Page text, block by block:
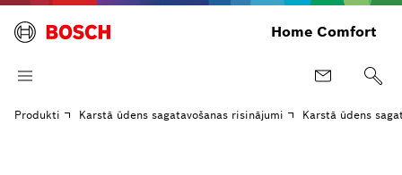
Home Comfort
Produkti Karstā ūdens sagatavošanas risinājumi Karstā ūdens